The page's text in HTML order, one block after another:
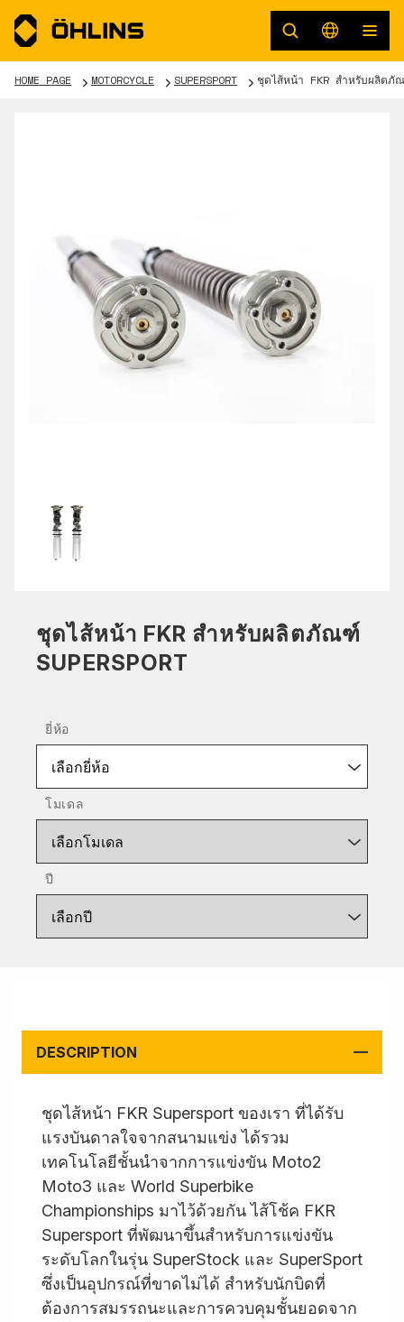
HOME PAGE MOTORCYCLE SUPERSPORT ชุดไส้หน้า FKR สำหรับผลิตภัณ
ชุดไส้หน้า FKR สำหรับผลิตภัณฑ์
SUPERSPORT
ยี่ห้อ
เลือกยี่ห้อ
โมเดล
เลือกโมเดล
ปี
เลือกปี
DESCRIPTION
ชุดไส้หน้า FKR Supersport ของเรา ที่ได้รับ
แรงบันดาลใจจากสนามแข่ง ได้รวม
เทคโนโลยีชั้นนำจากการแข่งขัน Moto2
Moto3 และ World Superbike
Championships มาไว้ด้วยกัน ไส้โช้ค FKR
Supersport ที่พัฒนาขึ้นสำหรับการแข่งขัน
ระดับโลกในรุ่น SuperStock และ SuperSport
ซึ่งเป็นอุปกรณ์ที่ขาดไม่ได้ สำหรับนักบิดที่
ต้องการสมรรถนะและการควบคุมชั้นยอดจาก